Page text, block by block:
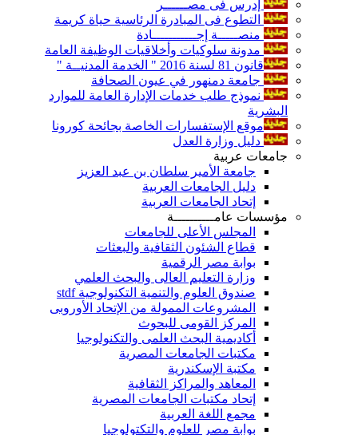
إدرس فى مصــــــر
التطوع فى المبادرة الرئاسية حياة كريمة
منصـــــة إجـــــــــــادة
مدونة سلوكيات وأخلاقيات الوظيفة العامة
قانون 81 لسنة 2016 " الخدمة المدنيــة "
جامعة دمنهور في عيون الصحافة
نموذج طلب خدمات الإدارة العامة للموارد
البشرية
موقع الإستفسارات الخاصة بجائحة كورونا
دليل وزارة العدل
جامعات عربية
جامعة الأمير سلطان بن عبد العزيز
دليل الجامعات العربية
إتحاد الجامعات العربية
مؤسسات عامــــــــــة
المجلس الأعلى للجامعات
قطاع الشئون الثقافية والبعثات
بوابة مصر الرقمية
وزارة التعليم العالى والبحث العلمي
صندوق العلوم والتنمية التكنولوجية stdf
المشروعات الممولة من الإتحاد الأوروبى
المركز القومى للبحوث
أكاديمية البحث العلمى والتكنولوجيا
مكتبات الجامعات المصرية
مكتبة الإسكندرية
المعاهد والمراكز الثقافية
إتحاد مكتبات الجامعات المصرية
مجمع اللغة العربية
بوابة مصر للعلوم والتكتولوجيا